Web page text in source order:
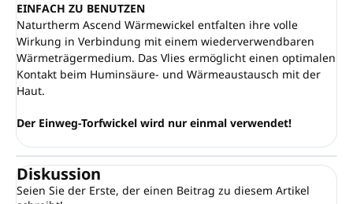
EINFACH ZU BENUTZEN
Naturtherm Ascend Wärmewickel entfalten ihre volle
Wirkung in Verbindung mit einem wiederverwendbaren
Wärmeträgermedium. Das Vlies ermöglicht einen optimalen
Kontakt beim Huminsäure- und Wärmeaustausch mit der
Haut.
Der Einweg-Torfwickel wird nur einmal verwendet!
Diskussion
Seien Sie der Erste, der einen Beitrag zu diesem Artikel